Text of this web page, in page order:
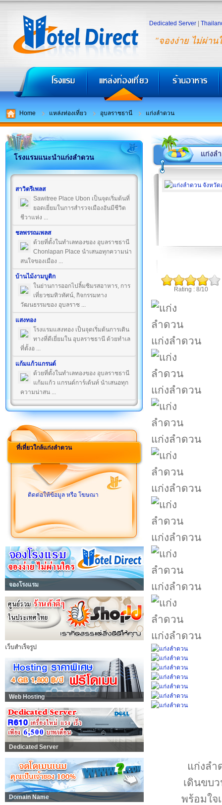
"จองง่าย ไม่ผ่าน
Dedicated Server
Home แหล่งท่องเที่ยว อุบลราชธานี แก่งลำดวน
โรงแรมแนะนำแก่งลำดวน
สาวิตรีเพลส
Sawitree Place Ubon เป็นจุดเริ่มต้นที่
ยอดเยี่ยมในการสำรวจเมืองอันมีชีวิต
ชีวาแห่ง ...
ชลพรรณเพลส
ด้วยที่ตั้งในทำเลทองของ อุบลราชธานี
Chonlapan Place นำเสนอทุกความน่า
สนใจของเมือง ...
บ้านไม้งามบูติก
ในย่านการออกไปลิ้มชิมรสอาหาร, การ
เที่ยวชมทิวทัศน์, กิจกรรมทาง
วัฒนธรรมของ อุบลราช ...
แสงทอง
โรงแรมแสงทอง เป็นจุดเริ่มต้นการเดิน
ทางที่ดีเยี่ยมใน อุบลราชธานี ด้วยทำเล
ที่ตั้งอ ...
แก้มแก้วแกรนด์
ด้วยที่ตั้งในทำเลทองของ อุบลราชธานี
แก้มแก้ว แกรนด์การ์เด้นท์ นำเสนอทุก
ความน่าสน ...
ที่เที่ยวใกล้แก่งลำดวน
ติดต่อให้ข้อมูล หรือ โฆษณา
จองโรงแรม
เว็บสำเร็จรูป
Web Hosting
Dedicated Server
Domain Name
แก่งล
Rating : 8/10
แก่งลำดวน
แก่งลำดวน
แก่งลำดวน
แก่งลำดวน
แก่งลำดวน
แก่งลำดวน
แก่งลำดวน
แก่งลำ
เดินขบ
พร้อมใจ